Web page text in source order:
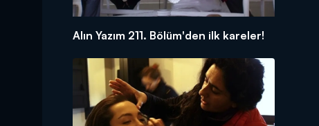
Alın Yazım 211. Bölüm'den ilk kareler!